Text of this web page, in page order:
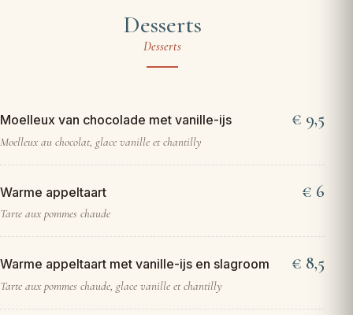
Desserts
Desserts
Moelleux van chocolade met vanille-ijs
Moelleux au chocolat, glace vanille et chantilly
9,5
Warme appeltaart
Tarte aux pommes chaude
6
Warme appeltaart met vanille-ijs en slagroom
Tarte aux pommes chaude, glace vanille et chantilly
8,5